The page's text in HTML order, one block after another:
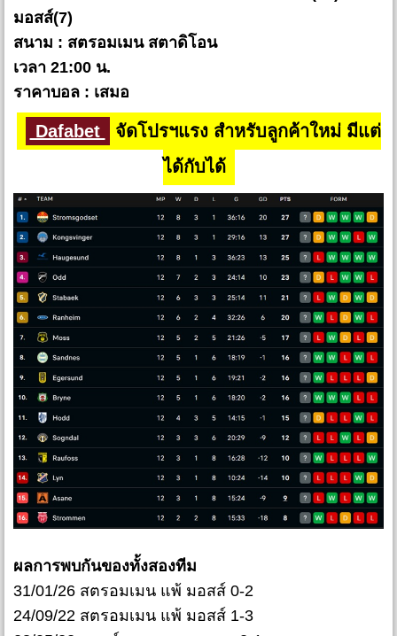
มอสส์(7)
สนาม : สตรอมเมน สตาดิโอน
เวลา 21:00 น.
ราคาบอล : เสมอ
Dafabet
จัดโปรฯแรง สำหรับลูกค้าใหม่ มีแต่
ได้กับได้
ผลการพบกันของทั้งสองทีม
31/01/26 สตรอมเมน แพ้ มอสส์ 0-2
24/09/22 สตรอมเมน แพ้ มอสส์ 1-3